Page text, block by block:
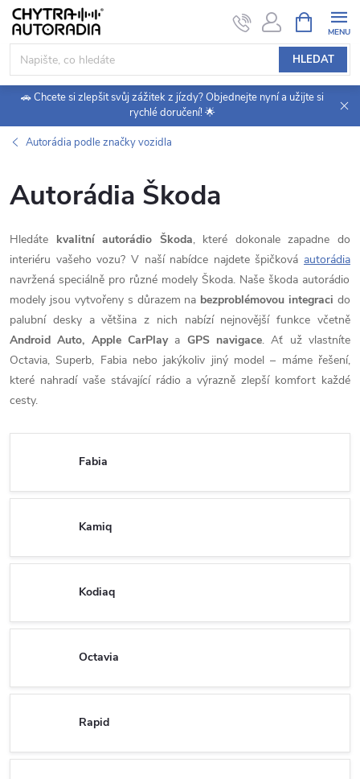
Přejít
obsah
HLEDAT
NÁKUPNÍ
KOŠÍK
🚗 Chcete si zlepšit svůj zážitek z jízdy? Objednejte nyní a užijte si
rychlé doručení! 🌟
Autorádia podle značky vozidla
Autorádia Škoda
Hledáte kvalitní autorádio Škoda, které dokonale zapadne do
interiéru vašeho vozu? V naší nabídce najdete špičková autorádia
navržená speciálně pro různé modely Škoda. Naše škoda autorádio
modely jsou vytvořeny s důrazem na bezproblémovou integraci do
palubní desky a většina z nich nabízí nejnovější funkce včetně
Android Auto, Apple CarPlaya GPS navigace. Ať už vlastníte
Octavia, Superb, Fabia nebo jakýkoliv jiný model – máme řešení,
které nahradí vaše stávající rádio a výrazně zlepší komfort každé
cesty.
Fabia
Kamiq
Kodiaq
Octavia
Rapid